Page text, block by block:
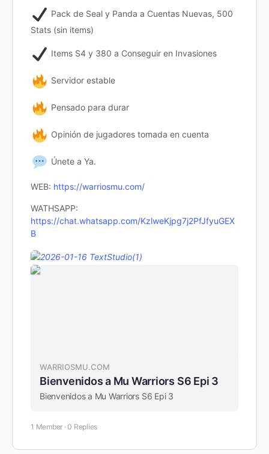
Pack de Seal y Panda a Cuentas Nuevas, 500
Stats (sin items)
Items S4 y 380 a Conseguir en Invasiones
Servidor estable
Pensado para durar
Opinión de jugadores tomada en cuenta
Únete a Ya.
WEB: https://warriosmu.com/
WATHSAPP:
https://chat.whatsapp.com/KzlweKjpg7j2PfJfyuGEX
B
WARRIOSMU.COM
Bienvenidos a Mu Warriors S6 Epi 3
Bienvenidos a Mu Warriors S6 Epi 3
1 Member ·0 Replies